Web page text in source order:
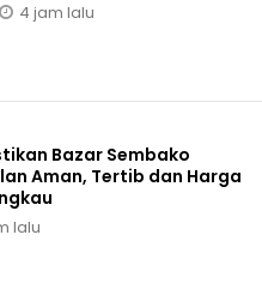
4 jam lalu
Bazar Sembako
Aman, Tertib dan Harga
lalu